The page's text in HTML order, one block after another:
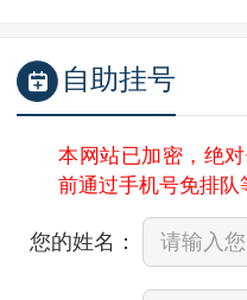
自助挂号
本网站已加密，绝
前通过手机号免排队
您的姓名：